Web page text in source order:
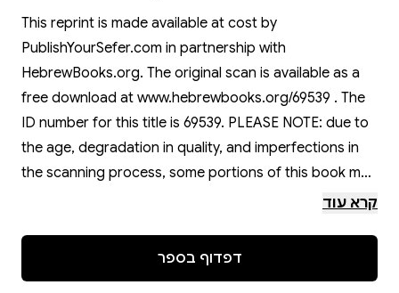
This reprint is made available at cost by
PublishYourSefer.com in partnership with
HebrewBooks.org. The original scan is available as a
free download at www.hebrewbooks.org/69539 . The
ID number for this title is 69539. PLEASE NOTE: due to
the age, degradation in quality, and imperfections in
the scanning process, some portions of this book may
be obscured, damaged or incomplete. Please check
קרא עוד
דפדוף בספר